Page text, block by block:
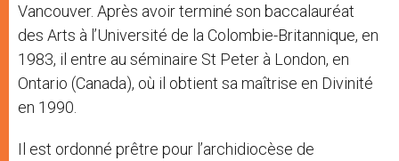
Vancouver. Après avoir terminé son baccalauréat
des Arts à l’Université de la Colombie-Britannique, en
1983, il entre au séminaire St Peter à London, en
Ontario (Canada), où il obtient sa maîtrise en Divinité
en 1990.
Il est ordonné prêtre pour l’archidiocèse de